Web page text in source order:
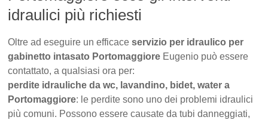
idraulici più richiesti
Oltre ad eseguire un efficaceservizio per idraulico per
gabinetto intasato Portomaggiore Eugenio può essere
contattato, a qualsiasi ora per:
perdite idrauliche da wc, lavandino, bidet, water a
Portomaggiore: le perdite sono uno dei problemi idraulici
più comuni. Possono essere causate da tubi danneggiati,